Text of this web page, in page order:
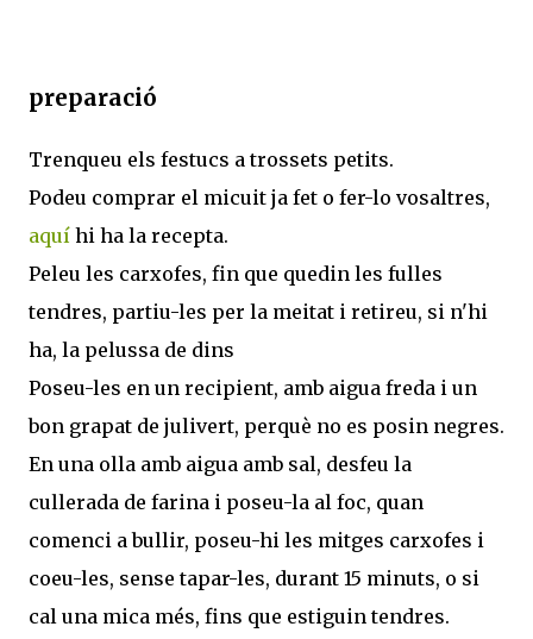
preparació
Trenqueu els festucs a trossets petits.
Podeu comprar el micuit ja fet o fer-lo vosaltres,
aquí hi ha la recepta.
Peleu les carxofes, fin que quedin les fulles
tendres, partiu-les per la meitat i retireu, si n'hi
ha, la pelussa de dins
Poseu-les en un recipient, amb aigua freda i un
bon grapat de julivert, perquè no es posin negres.
En una olla amb aigua amb sal, desfeu la
cullerada de farina i poseu-la al foc, quan
comenci a bullir, poseu-hi les mitges carxofes i
coeu-les, sense tapar-les, durant 15 minuts, o si
cal una mica més, fins que estiguin tendres.